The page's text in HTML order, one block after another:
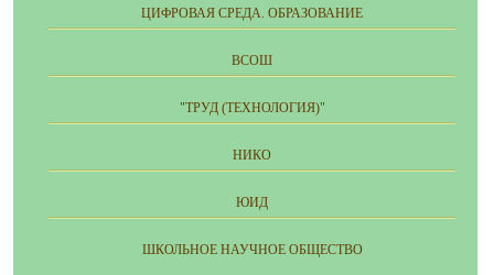
ЦИФРОВАЯ СРЕДА. ОБРАЗОВАНИЕ
ВСОШ
"ТРУД (ТЕХНОЛОГИЯ)"
НИКО
ЮИД
ШКОЛЬНОЕ НАУЧНОЕ ОБЩЕСТВО